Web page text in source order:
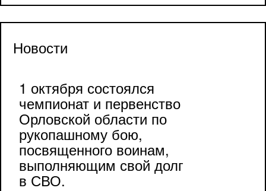
Новости
1 октября состоялся
чемпионат и первенство
Орловской области по
рукопашному бою,
посвященного воинам,
выполняющим свой долг
в СВО.